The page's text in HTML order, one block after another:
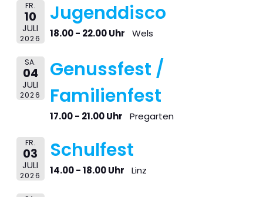
FR.
10
JULI
2026
Jugenddisco
18.00 - 22.00 Uhr Wels
SA.
04
JULI
2026
Genussfest /
Familienfest
17.00 - 21.00 Uhr Pregarten
FR.
03
JULI
2026
Schulfest
14.00 - 18.00 Uhr Linz